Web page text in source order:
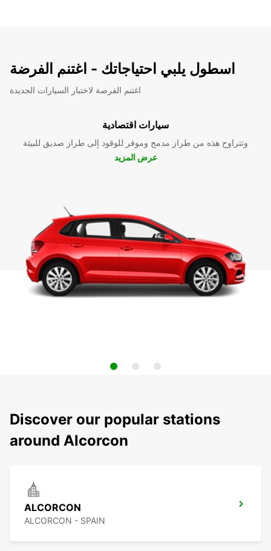
اسطول يلبي احتياجاتك - اغتنم الفرضة
اغتنم الفرصة لاختبار السيارات الجديدة
سيارات اقتصادية
وتتراوح هذه من طراز مدمج وموفر للوقود إلى طراز صديق للبيئة
عرض المزيد
Discover our popular stations
around Alcorcon
ALCORCON
ALCORCON - SPAIN